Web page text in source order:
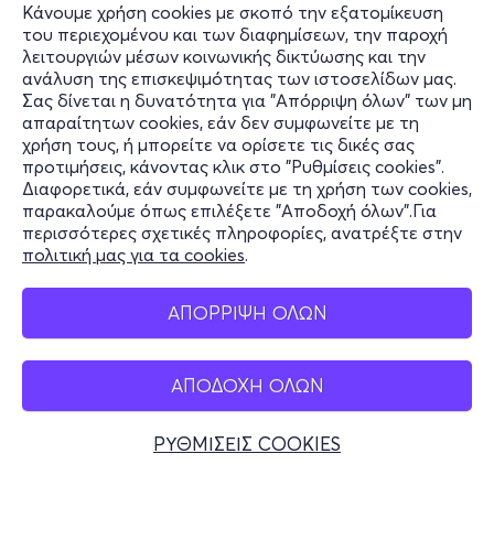
Κάνουμε χρήση cookies με σκοπό την εξατομίκευση
του περιεχομένου και των διαφημίσεων, την παροχή
λειτουργιών μέσων κοινωνικής δικτύωσης και την
ανάλυση της επισκεψιμότητας των ιστοσελίδων μας.
Σας δίνεται η δυνατότητα για "Απόρριψη όλων" των μη
απαραίτητων cookies, εάν δεν συμφωνείτε με τη
χρήση τους, ή μπορείτε να ορίσετε τις δικές σας
προτιμήσεις, κάνοντας κλικ στο "Ρυθμίσεις cookies".
Διαφορετικά, εάν συμφωνείτε με τη χρήση των cookies,
παρακαλούμε όπως επιλέξετε "Αποδοχή όλων".Για
περισσότερες σχετικές πληροφορίες, ανατρέξτε στην
πολιτική μας για τα cookies.
ΑΠΟΡΡΙΨΗ ΟΛΩΝ
ΑΠΟΔΟΧΗ ΟΛΩΝ
ΡΥΘΜΙΣΕΙΣ COOKIES
Πληροφορίες
Υποστήριξη
Stay Connected
Mobile app